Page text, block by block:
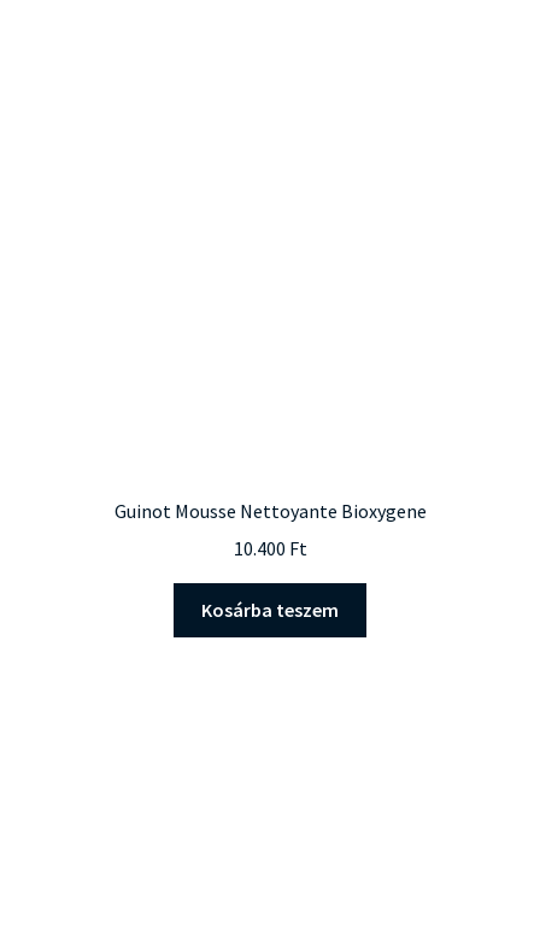
Guinot Mousse Nettoyante Bioxygene
10.400 Ft
Kosárba teszem